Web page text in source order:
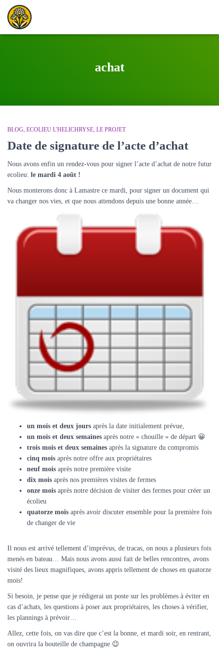
achat
BLOG ECOLIEU L'HELICHRYSE LE PROJET
Date de signature de l’acte d’achat
Nous avons enfin un rendez-vous pour signer l’acte d’achat de notre futur
ecolieu: le mardi 4 août !
Nous monterons donc à Lamastre ce mardi, pour signer un document qui
va changer nos vies, et que nous attendons depuis une bonne année…
un mois et deux jours après la date initialement prévue,
un mois et deux semaines après notre « chouille » de départ 😀
trois mois et deux semaines après la signature du compromis
cinq mois après notre offre aux propriétaires
neuf mois après notre première visite
dix mois après nos premières visites de fermes
onze mois après notre décision de visiter des fermes pour créer un
écolieu
quatorze mois après avoir discuter ensemble pour la première fois
de changer de vie
Il nous est arrivé tellement d’imprévus, de tracas, on nous a plusieurs fois
menés en bateau… Mais nous avons aussi fait de belles rencontres, avons
visité des lieux magnifiques, avons appris tellement de choses en quatorze
mois!
Si besoin, je pense que je rédigerai un poste sur les problèmes à éviter en
cas d’achats, les questions à poser aux propriétaires, les choses à vérifier,
les plannings à prévoir…
Allez, cette fois, on vas dire que c’est la bonne, et mardi soir, en rentrant,
on ouvrira la bouteille de champagne 😉